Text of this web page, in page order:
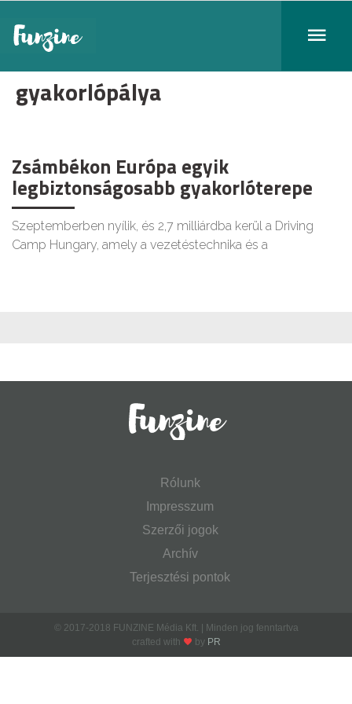
gyakorlópálya
Zsámbékon Európa egyik
legbiztonságosabb gyakorlóterepe
Szeptemberben nyílik, és 2,7 milliárdba kerül a Driving
Camp Hungary, amely a vezetéstechnika és a
Rólunk
Impresszum
Szerzői jogok
Archív
Terjesztési pontok
© 2017-2018 FUNZINE Média Kft. | Minden jog fenntartva
crafted with
by PR